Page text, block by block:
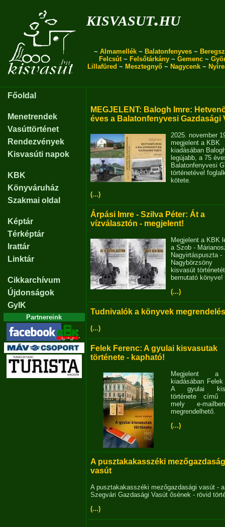
kisvasut.hu
~ Almamellék ~ Balatonfenyves ~
Felcsút~ Felsőtárkány ~ Gemenc ~
Lillafüred ~ Mesztegnyő ~ Nagycenk ~
Főoldal
Menetrendek
Vasúttörténet
Rendezvények
Kisvasúti napok
KBK
Könyváruház
Szakmai oldal
Képtár
Térképtár
Irattár
Linktár
Cikkarchívum
Újdonságok
GyIK
Partnereink
MEGJELENT: Balogh Imre:
éves a Balatonfenyvesi Gazdasági
2025. november
megjelent a KBK
kiadásában
legújabb, a 75
Balatonfenyvesi
történetével
kötete.
(...)
Árpási Imre - Szilva Péter: Át a
vízválasztón - megjelent!
Megjelent a KBK
a Szob -
Nagyirtáspuszta -
Nagybörzsöny
kisvasút történetét
bemutató könyve!
(...)
Tudnivalók a könyvek
(...)
Felek Ferenc: A gyulai kisvasutak
története - kapható!
Megjelent
kiadásában
A gyulai
története című
mely e-
megrendelhető.
(...)
A pusztakakasszéki
vasút
A pusztakakasszéki mezőgazdasági vasút - a
Szegvári Gazdasági Vasút ősének - rövid
(...)